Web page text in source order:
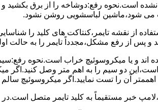
ﻧﺸﺪه است.نحوه رﻓﻊ:دوشاخه را از ﺑﺮق بکشید
شود،ﻣﺎﺷﯿﻦ لباسشویی روﺷﻦ نشود.
از ﻧﻘﺸﻪ ﺗﺎﯾﻤﺮ،ﮐﻨﺘﺎﮐﺖ ﻫﺎی ﮐﻠﯿﺪ را
و ﭘﺲ از رﻓﻊ مشکل،مجدداً ﺗﺎﯾﻤﺮ را به حالت
اند و ﯾﺎ ﻣﯿﮑﺮوﺳﻮﺋﯿﭻ ﺧﺮاب اﺳﺖ.نحوه
اﺳﺖ،اﯾﻦ دو ﺳﯿﻢ را ﺑﻪ اﻫﻢ ﻣﺘﺮ وصل
آن را ﺗﺴﺖ ﻧﻤﺎﯾﯿﺪ.اﮔﺮ ﻣﯿﮑﺮوﺳﻮﺋﯿﭻ
ﺧﺒﺮ مستقیماً ﺑﻪ ﮐﻠﯿﺪ ﺗﺎﯾﻤﺮ ﻣﺘﺼﻞ